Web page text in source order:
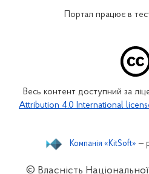
Портал працює в
Весь контент доступний за
Attribution 4.0 International
© Власність Національної
Компанія «KitSoft» —